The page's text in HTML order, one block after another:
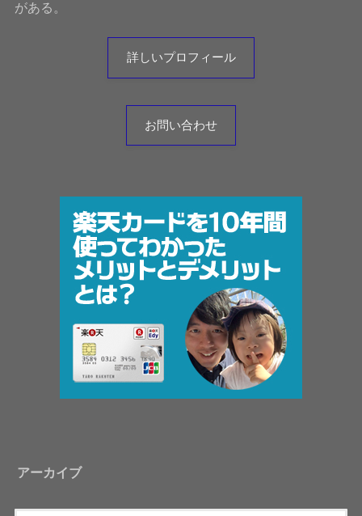
がある。
詳しいプロフィール
お問い合わせ
アーカイブ